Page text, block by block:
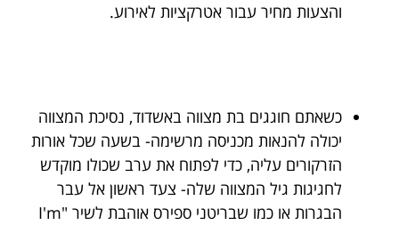
והצעות מחיר עבור אטרקציות לאירוע.
כשאתם חוגגים בת מצווה באשדוד, נסיכת המצווה
יכולה להנאות מכניסה מרשימה- בשעה שכל אורות
הזרקורים עליה, כדי לפתוח את ערב שכולו מוקדש
לחגיגות גיל המצווה שלה- צעד ראשון אל עבר
הבגרות או כמו שבריטני ספירס אוהבת לשיר "I'm